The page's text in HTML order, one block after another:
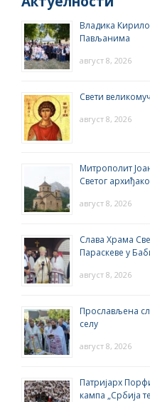
Владика
Пављанима
август 8, 2026
Свети
август 8, 2026
Митрополит
Светог
август 8, 2026
Слава Храма
Параскеве у
август 8, 2026
Прослављена
селу
август 8, 2026
Патријарх
кампа „Србија